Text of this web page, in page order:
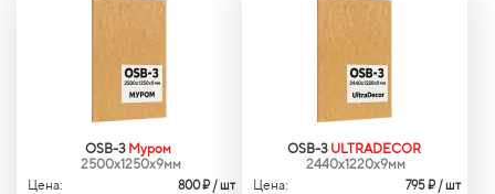
OSB-3 Муром
2500x1250x9мм
Цена:
800₽ / шт
OSB-3 ULTRADECOR
2440x1220x9мм
Цена:
795₽ / шт